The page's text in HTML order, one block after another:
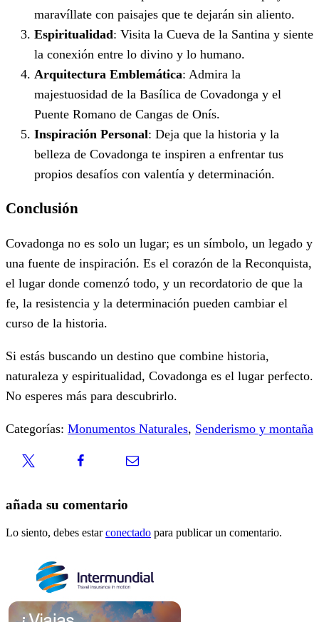
maravíllate con paisajes que te dejarán sin aliento.
Espiritualidad: Visita la Cueva de la Santina y siente
la conexión entre lo divino y lo humano.
Arquitectura Emblemática: Admira la
majestuosidad de la Basílica de Covadonga y el
Puente Romano de Cangas de Onís.
Inspiración Personal: Deja que la historia y la
belleza de Covadonga te inspiren a enfrentar tus
propios desafíos con valentía y determinación.
Conclusión
Covadonga no es solo un lugar; es un símbolo, un legado y
una fuente de inspiración. Es el corazón de la Reconquista,
el lugar donde comenzó todo, y un recordatorio de que la
fe, la resistencia y la determinación pueden cambiar el
curso de la historia.
Si estás buscando un destino que combine historia,
naturaleza y espiritualidad, Covadonga es el lugar perfecto.
No esperes más para descubrirlo.
Categorías: Monumentos Naturales, Senderismo y montaña
añada su comentario
Lo siento, debes estarconectado para publicar un comentario.